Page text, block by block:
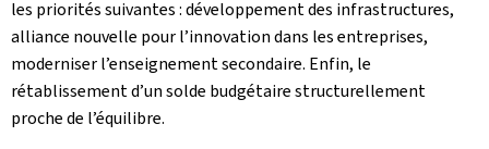
les priorités suivantes : développement des infrastructures,
alliance nouvelle pour l’innovation dans les entreprises,
moderniser l’enseignement secondaire. Enfin, le
rétablissement d’un solde budgétaire structurellement
proche de l’équilibre.